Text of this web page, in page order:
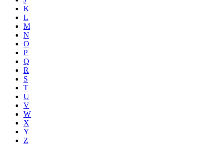
K
L
M
N
O
P
Q
R
S
T
U
V
W
X
Y
Z